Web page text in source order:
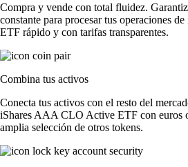
Compra y vende con total fluidez.
constante para procesar tus operaciones
ETF rápido y con tarifas transparentes.
Combina tus activos
Conecta tus activos con el resto del
iShares AAA CLO Active ETF con euros
amplia selección de otros tokens.